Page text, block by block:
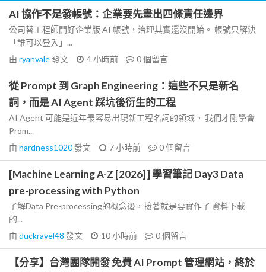
AI 協作不是發帳號：企業要先畫出四條責任邊界
公司替工程師開好企業版 AI 帳號，治理其實還沒開始。 帳號只解決
「誰可以登入」...
由 ryanvale發文 4 小時前 0個留言
從 Prompt 到 Graph Engineering：這些不只是新名
詞，而是 AI Agent 踩坑後衍生的工程
AI Agent 可能是近年最容易出現新工程名詞的領域。 我們才剛學會
Prom...
由 hardness1020發文 7 小時前 0個留言
[Machine Learning A-Z [2026] ] 學習筆記 Day3 Data
pre-processing with Python
了解Data Pre-processing的概念後，接著就是要實作了 資料下載
的...
由 duckravel48 發文 10 小時前 0個留言
【分享】台灣團隊開發 免費 AI Prompt 管理網站，終於